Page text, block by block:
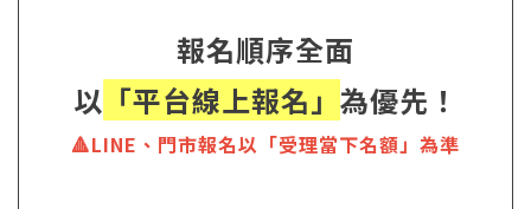
報名順序全面
以 「平台線上報名」 為優先！
🔺LINE、門市報名以「受理當下名額」為準